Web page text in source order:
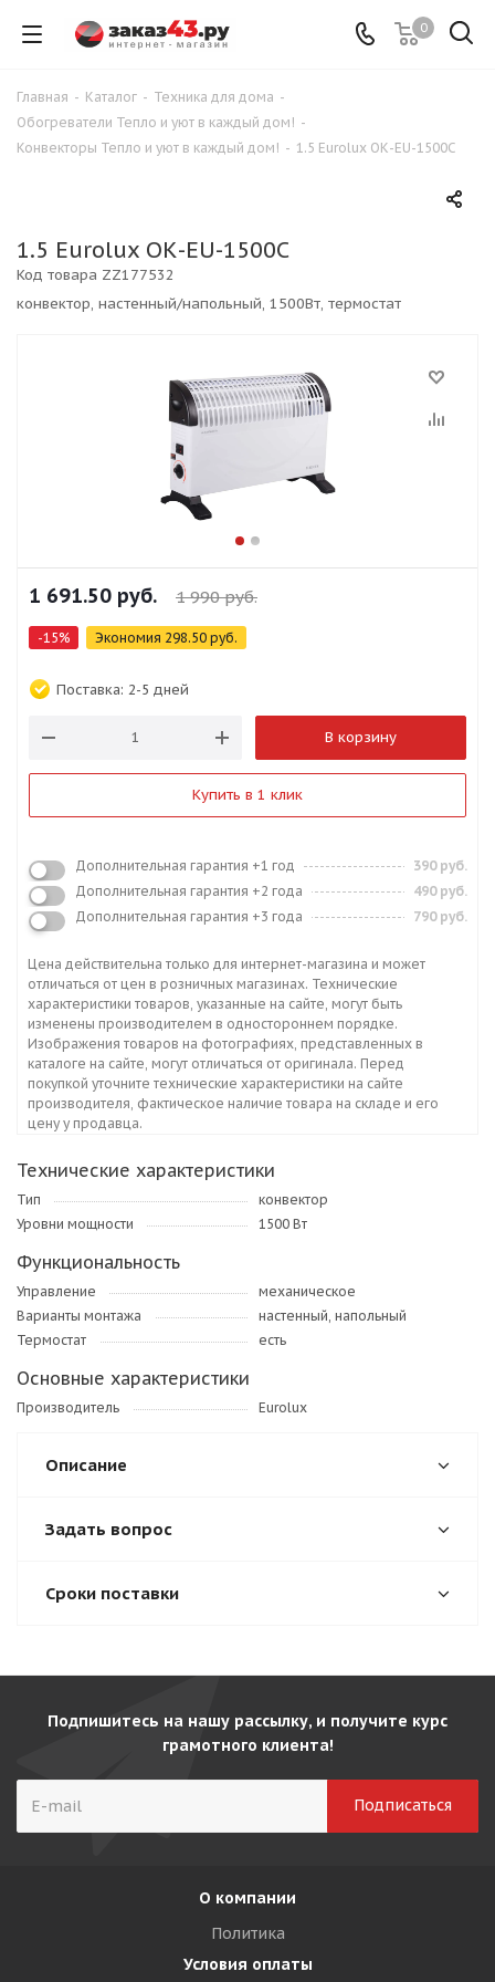
0
Главная - Каталог - Техника для дома -
Обогреватели Тепло и уют в каждый дом! -
Конвекторы Тепло и уют в каждый дом! - 1.5 Eurolux ОК-EU-1500C
1.5 Eurolux ОК-EU-1500C
конвектор, настенный/напольный, 1500Вт, термостат
Код товара ZZ177532
1 691.50 руб. 1 990руб.
-15% Экономия 298.50 руб.
Поставка: 2-5 дней
В корзину
Купить в 1 клик
Дополнительная гарантия +1 год
390 руб.
Дополнительная гарантия +2 года
490 руб.
Дополнительная гарантия +3 года
790 руб.
Цена действительна только для интернет-магазина и может
отличаться от цен в розничных магазинах. Технические
характеристики товаров, указанные на сайте, могут быть
изменены производителем в одностороннем порядке.
Изображения товаров на фотографиях, представленных в
каталоге на сайте, могут отличаться от оригинала. Перед
покупкой уточните технические характеристики на сайте
производителя, фактическое наличие товара на складе и его
цену у продавца.
Технические характеристики
Тип
конвектор
Уровни мощности
1500 Вт
Функциональность
Управление
механическое
Варианты монтажа
настенный, напольный
Термостат
есть
Основные характеристики
Производитель Eurolux
Описание
Задать вопрос
Сроки поставки
Подпишитесь на нашу рассылку, и получите курс
грамотного клиента!
О компании
Политика
Условия оплаты